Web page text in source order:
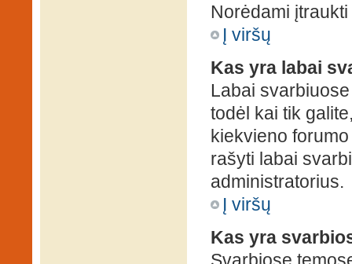
Norėdami
Į viršų
Kas yra labai
Labai
todėl kai tik
kiekvieno
rašyti labai
administratorius.
Į viršų
Kas yra